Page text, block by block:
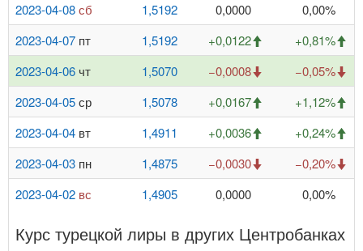
2023-04-08сб 1,5192 0,0000
0,00%
2023-04-07 пт 1,5192 +0,0122
+0,81%
2023-04-06 чт 1,5070 −0,0008
−0,05%
2023-04-05ср 1,5078 +0,0167
+1,12%
2023-04-04 вт 1,4911 +0,0036
+0,24%
2023-04-03 пн 1,4875 −0,0030
−0,20%
2023-04-02 вс 1,4905 0,0000 0,00%
Курс турецкой лиры в других Центробанках